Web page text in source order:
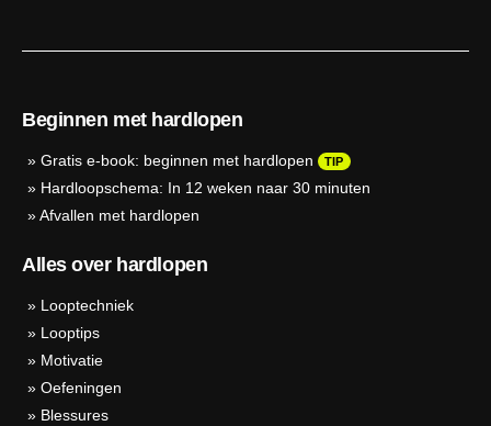
Beginnen met hardlopen
» Gratis e-book: beginnen met hardlopen TIP
» Hardloopschema: In 12 weken naar 30 minuten
»Afvallen met hardlopen
Alles over hardlopen
» Looptechniek
» Looptips
» Motivatie
» Oefeningen
» Blessures